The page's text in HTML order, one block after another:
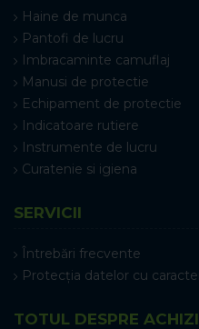
Haine de munca
Pantofi de lucru
Imbracaminte camuflaj
Manusi de protectie
Echipament de protectie
Indicatoare rutiere
Instrumente de lucru
Curatenie si igiena
SERVICII
Întrebări frecvente
Protecția datelor cu
TOTUL DESPRE